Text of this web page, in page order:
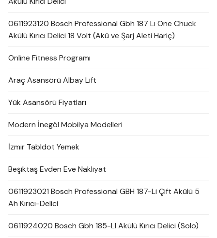
0611923120 Bosch Professional Gbh 187 Lı One Chuck
Akülü Kırıcı Delici 18 Volt (Akü ve Şarj Aleti Hariç)
Online Fitness Programı
Araç Asansörü Albay Lift
Yük Asansörü Fiyatları
Modern İnegöl Mobilya Modelleri
İzmir Tabldot Yemek
Beşiktaş Evden Eve Nakliyat
0611923021 Bosch Professional GBH 187-Li Çift Akülü 5
Ah Kırıcı-Delici
0611924020 Bosch Gbh 185-LI Akülü Kırıcı Delici (Solo)